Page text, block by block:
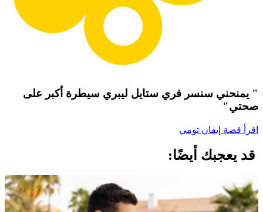
" يمنحني سنسر فري ستايل ليبري سيطرة أكبر على
صحتي"
اقرأ قصة إيفان تومي
قد يعجبك أيضًا: